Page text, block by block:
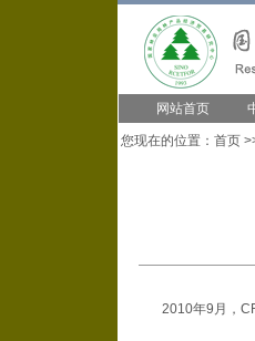
网站首页
您现在的位置： 首页
2010年9月，